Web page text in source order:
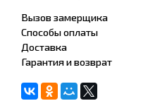
Вызов замерщика
Способы оплаты
Доставка
Гарантия и возврат